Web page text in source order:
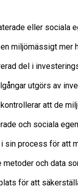
eller sociala
miljömässigt
del i
utgörs av
att de
och sociala
sin process för att
och data
för att